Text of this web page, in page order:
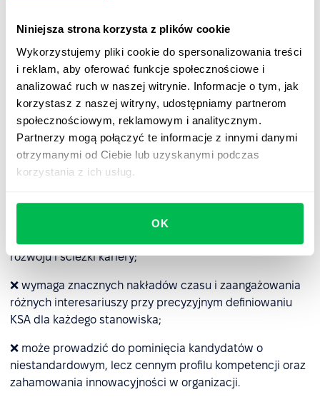
Niniejsza strona korzysta z plików cookie
Wykorzystujemy pliki cookie do spersonalizowania treści
i reklam, aby oferować funkcje społecznościowe i
analizować ruch w naszej witrynie. Informacje o tym, jak
korzystasz z naszej witryny, udostępniamy partnerom
społecznościowym, reklamowym i analitycznym.
Partnerzy mogą połączyć te informacje z innymi danymi
otrzymanymi od Ciebie lub uzyskanymi podczas
korzystania z ich usług.
OK
wartości, nastawienie do pracy czy cechy charakteru –
elementów coraz częściej uznawanych za kluczowe w
budowaniu efektywnych zespołów;
❌ nie dostarcza wystarczających narzędzi do opisu i
oceny
kompetencji miękkich
❌ koncentruje się na jednostce, ale nie odnosi się do
oczekiwań kultury organizacyjnej, poziomu stanowiska
ani kontekstu strategicznego firmy;
❌ nie zawiera skali oceny ani poziomów zaawansowania
(jak np. w nowoczesnych modelach kompetencji), przez
co trudno na jego podstawie budować spójne systemy
rozwoju i ścieżki kariery;
❌ wymaga znacznych nakładów czasu i zaangażowania
różnych interesariuszy przy precyzyjnym definiowaniu
KSA dla każdego stanowiska;
❌ może prowadzić do pominięcia kandydatów o
niestandardowym, lecz cennym profilu kompetencji oraz
zahamowania innowacyjności w organizacji.